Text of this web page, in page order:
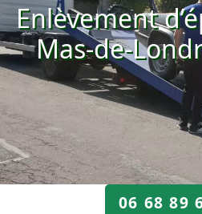
Enlèvement
Mas-de-
06 68 89